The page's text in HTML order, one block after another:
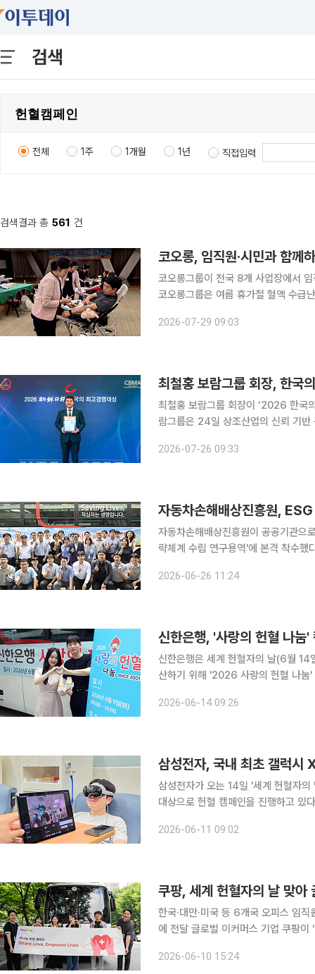
검색
전체 1주 1개월 1년 직접입력
검색결과 총 561 건
코오롱, 임직원·시민과 함께
코오롱그룹이 전국 8개 사업장에서
코오롱그룹은 여름 휴가철 혈액 수급
기다. 코오롱은 계절적 혈액 부족 문
2026-07-29 09:03
최철홍 보람그룹 회장, 한국
최철홍 보람그룹 회장이 ‘2026 한국
람그룹은 24일 상조산업의 신뢰 기반
다. 업계 최초로 가격정찰제를 도입해
2026-07-26 09:33
자동차손해배상진흥원이 공공기관으
략체계 수립 연구용역'에 본격 착수했다. 자배원은 26일 ESG 중장기 전략체계수립 연구용
환경 오피스조성, 단체 헌혈 캠페인,
2026-06-26 11:24
신한은행, '사랑의 헌혈 나
신한은행은 세계 헌혈자의 날(6월 14
산하기 위해 '2026 사랑의 헌혈 나눔' 캠페인을
지난 1일부터 19일까지 전국 영업점
2026-06-14 09:26
삼성전자, 국내 최초 갤럭시
삼성전자가 오는 14일 '세계 헌혈자
대상으로 헌혈 캠페인을 진행하고 있다고 11일 밝혔다. 이번 캠페인
영하고 있다. 갤럭시XR은 삼성
2026-06-11 09:02
쿠팡, 세계 헌혈자의 날 맞아
한국·대만·미국 등 6개국 오피스 임
에 전달 글로벌 이커머스 기업 쿠팡이 ‘세계 헌혈자의 날(6월 14일)’을 기념해 국경을 넘은 생명 나
2026-06-10 15:24